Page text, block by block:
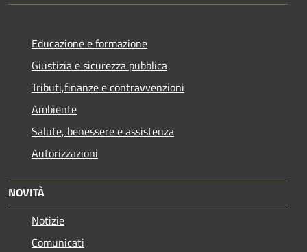
Educazione e formazione
Giustizia e sicurezza pubblica
Tributi,finanze e contravvenzioni
Ambiente
Salute, benessere e assistenza
Autorizzazioni
NOVITÀ
Notizie
Comunicati